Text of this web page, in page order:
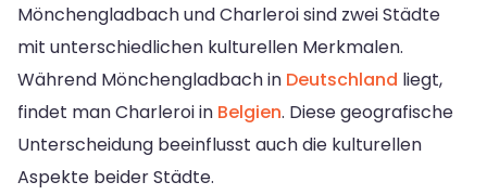
Mönchengladbach und Charleroi sind zwei Städte
mit unterschiedlichen kulturellen Merkmalen.
Während Mönchengladbach in Deutschland liegt,
findet man Charleroi in Belgien. Diese geografische
Unterscheidung beeinflusst auch die kulturellen
Aspekte beider Städte.